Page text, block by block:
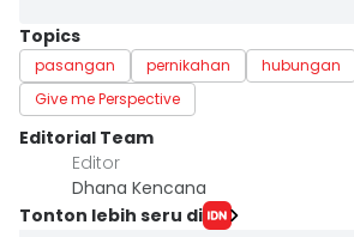
Topics
pasangan pernikahan hubungan
Give me Perspective
Editorial Team
Editor
Dhana Kencana
Tonton lebih seru di